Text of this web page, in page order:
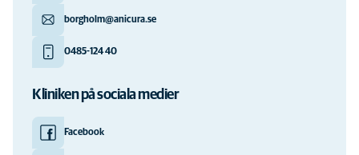
borgholm@anicura.se
0485-124 40
Kliniken på sociala medier
Facebook